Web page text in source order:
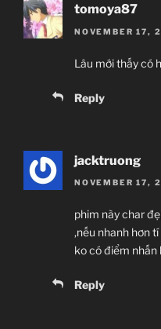
tomoya87
NOVEMBER 17,
Lâu mới thấy có
Reply
jacktruong
NOVEMBER 17,
phim này char
,nếu nhanh hơn
ko có điểm nhấn
Reply